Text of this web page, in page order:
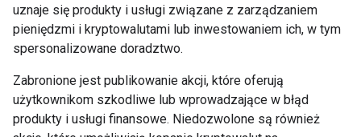
uznaje się produkty i usługi związane z zarządzaniem
pieniędzmi i kryptowalutami lub inwestowaniem ich, w tym
spersonalizowane doradztwo.
Zabronione jest publikowanie akcji, które oferują
użytkownikom szkodliwe lub wprowadzające w błąd
produkty i usługi finansowe. Niedozwolone są również